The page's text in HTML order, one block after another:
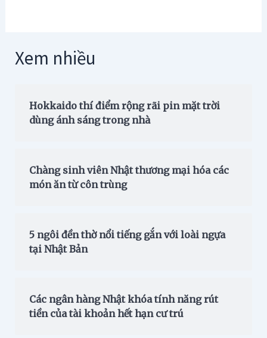
Xem nhiều
Hokkaido thí điểm rộng rãi pin mặt trời
dùng ánh sáng trong nhà
Chàng sinh viên Nhật thương mại hóa các
món ăn từ côn trùng
5 ngôi đền thờ nổi tiếng gắn với loài ngựa
tại Nhật Bản
Các ngân hàng Nhật khóa tính năng rút
tiền của tài khoản hết hạn cư trú